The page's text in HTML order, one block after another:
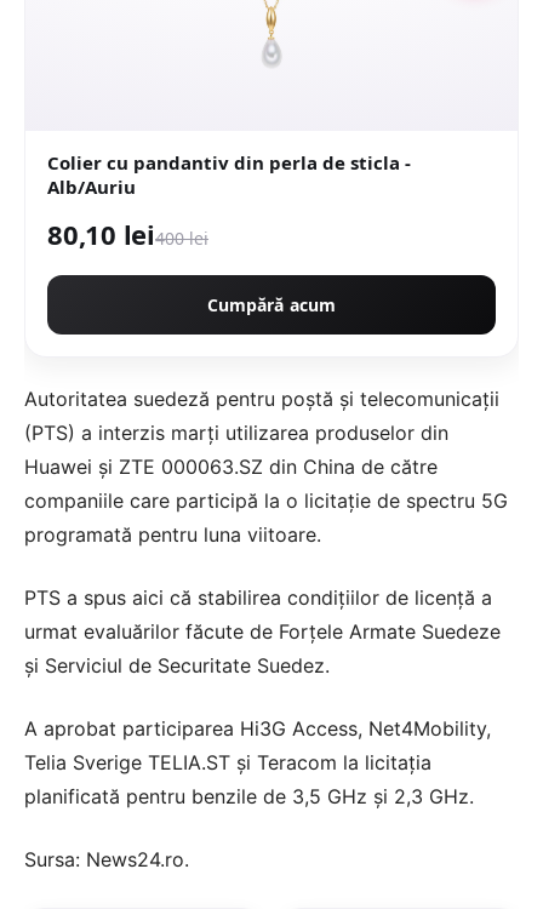
Colier cu pandantiv din perla de sticla -
Alb/Auriu
80,10 lei400 lei
Cumpără acum
Autoritatea suedeză pentru poștă și telecomunicații
(PTS) a interzis marți utilizarea produselor din
Huawei și ZTE 000063.SZ din China de către
companiile care participă la o licitație de spectru 5G
programată pentru luna viitoare.
PTS a spus aici că stabilirea condițiilor de licență a
urmat evaluărilor făcute de Forțele Armate Suedeze
și Serviciul de Securitate Suedez.
A aprobat participarea Hi3G Access, Net4Mobility,
Telia Sverige TELIA.ST și Teracom la licitația
planificată pentru benzile de 3,5 GHz și 2,3 GHz.
Sursa: News24.ro.